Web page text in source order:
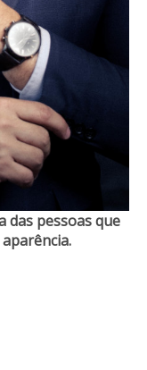
das pessoas que